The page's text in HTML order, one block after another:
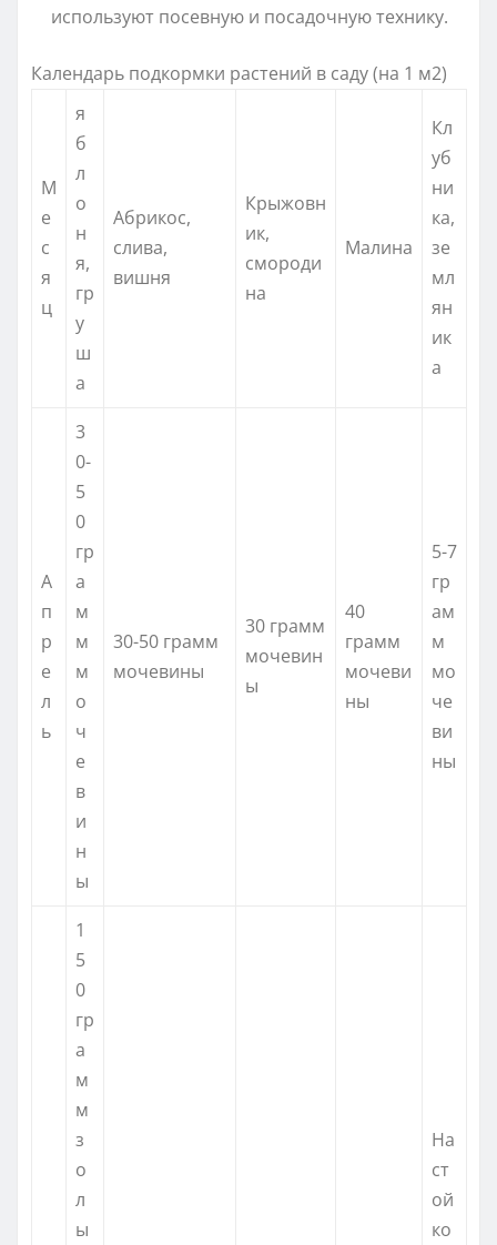
используют посевную и посадочную технику.
Календарь подкормки растений в саду (на 1 м2)
М
е
с
я
ц
я
б
л
о
н
я,
гр
у
ш
а
Абрикос,
слива,
вишня
Крыжовн
ик,
смороди
на
Малина
Кл
уб
ни
ка,
зе
мл
ян
ик
а
А
п
р
е
л
ь
3
0-
5
0
гр
а
м
м
м
о
ч
е
в
и
н
ы
30-50 грамм
мочевины
30 грамм
мочевин
ы
40
грамм
мочеви
ны
5-7
гр
ам
м
мо
че
ви
ны
1
5
0
гр
а
м
м
з
о
л
ы
На
ст
ой
ко